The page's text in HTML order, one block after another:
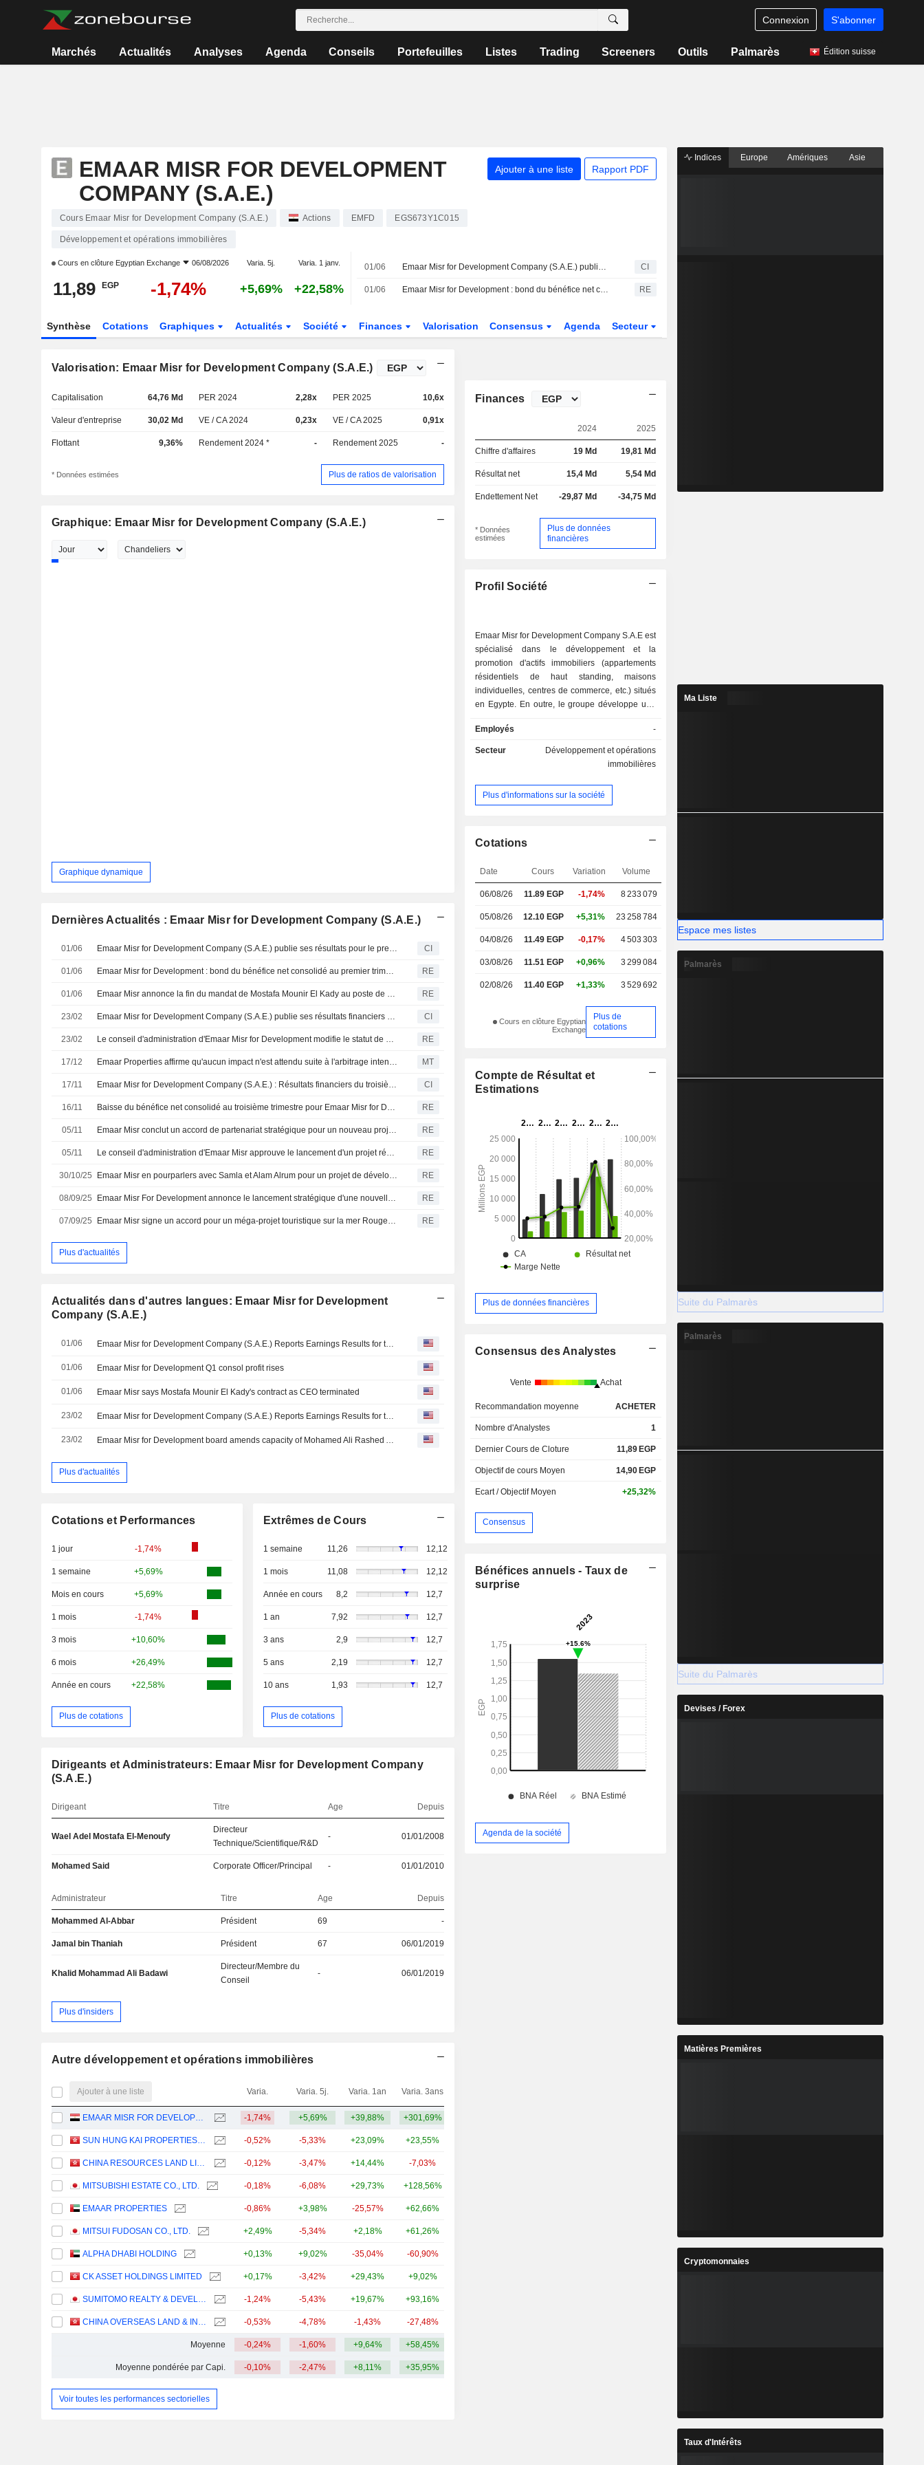
Connexion S'abonner
Marchés Actualités Analyses Agenda Conseils Portefeuilles Listes Trading Screeners Outils Palmarès Édition suisse
EMAAR MISR FOR DEVELOPMENT
COMPANY (S.A.E.)
Ajouter à une liste Rapport PDF
Cours Emaar Misr for Development Company (S.A.E.) Actions EMFD EGS673Y1C015
Développement et opérations immobilières
Cours en clôture Egyptian Exchange 06/08/2026 Varia. 5j. Varia. 1 janv.
11,89 EGP -1,74% +5,69% +22,58%
01/06 Emaar Misr for Development Company (S.A.E.) publie ses résultats pour le premier trimestre clos le 31 mars 2026 CI
01/06 Emaar Misr for Development : bond du bénéfice net consolidé au premier trimestre RE
Synthèse Cotations Graphiques Actualités Société Finances Valorisation Consensus Agenda Secteur
Valorisation: Emaar Misr for Development Company (S.A.E.)
Capitalisation 64,76 Md PER 2024 2,28x PER 2025 10,6x
Valeur d'entreprise 30,02 Md VE / CA 2024 0,23x VE / CA 2025 0,91x
Flottant 9,36% Rendement 2024 * - Rendement 2025 -
* Données estimées Plus de ratios de valorisation
Graphique: Emaar Misr for Development Company (S.A.E.)
Graphique dynamique
Dernières Actualités : Emaar Misr for Development Company (S.A.E.)
01/06 Emaar Misr for Development Company (S.A.E.) publie ses résultats pour le premier trimestre clos le 31 mars 2026 CI
01/06 Emaar Misr for Development : bond du bénéfice net consolidé au premier trimestre RE
01/06 Emaar Misr annonce la fin du mandat de Mostafa Mounir El Kady au poste de Directeur Général RE
23/02 Emaar Misr for Development Company (S.A.E.) publie ses résultats financiers pour l'année 2025 CI
23/02 Le conseil d'administration d'Emaar Misr for Development modifie le statut de Mohamed Ali Rashed Alabbar, qui devient directeur général RE
17/12 Emaar Properties affirme qu'aucun impact n'est attendu suite à l'arbitrage intenté par Arabtec Egypt contre Emaar Misr MT
17/11 Emaar Misr for Development Company (S.A.E.) : Résultats financiers du troisième trimestre et des neuf premiers mois clos au 30 septembre 2025 CI
16/11 Baisse du bénéfice net consolidé au troisième trimestre pour Emaar Misr for Development RE
05/11 Emaar Misr conclut un accord de partenariat stratégique pour un nouveau projet au Nouveau Caire RE
05/11 Le conseil d'administration d'Emaar Misr approuve le lancement d'un projet résidentiel, administratif et commercial RE
30/10/25 Emaar Misr en pourparlers avec Samla et Alam Alrum pour un projet de développement urbain RE
08/09/25 Emaar Misr For Development annonce le lancement stratégique d'une nouvelle destination côtière : Marassi Red Sea RE
07/09/25 Emaar Misr signe un accord pour un méga-projet touristique sur la mer Rouge en Égypte RE
Plus d'actualités
Actualités dans d'autres langues: Emaar Misr for Development
Company (S.A.E.)
01/06
01/06 Emaar Misr for Development Q1 consol profit rises
01/06 Emaar Misr says Mostafa Mounir El Kady's contract as CEO terminated
23/02
23/02
Plus d'actualités
Cotations et Performances
1 jour -1,74%
1 semaine +5,69%
Mois en cours +5,69%
1 mois -1,74%
3 mois +10,60%
6 mois +26,49%
Année en cours +22,58%
Plus de cotations
Extrêmes de Cours
1 semaine 11,26 12,12
1 mois 11,08 12,12
Année en cours 8,2 12,7
1 an 7,92 12,7
3 ans 2,9 12,7
5 ans 2,19 12,7
10 ans 1,93 12,7
Plus de cotations
Dirigeants et Administrateurs: Emaar Misr for Development Company
(S.A.E.)
Dirigeant Titre Age Depuis
Wael Adel Mostafa El-Menoufy
Directeur
Technique/Scientifique/R&D
- 01/01/2008
Mohamed Said Corporate Officer/Principal - 01/01/2010
Administrateur Titre Age Depuis
Mohammed Al-Abbar Président 69 -
Jamal bin Thaniah Président 67 06/01/2019
Khalid Mohammad Ali Badawi
Directeur/Membre du
Conseil
- 06/01/2019
Plus d'insiders
Autre développement et opérations immobilières
Ajouter à une liste Varia. Varia. 5j. Varia. 1an Varia. 3ans
EMAAR MISR FOR DEVELOPMENT COMPANY (S.A.E.) -1,74% +5,69% +39,88% +301,69%
SUN HUNG KAI PROPERTIES LIMITED -0,52% -5,33% +23,09% +23,55%
CHINA RESOURCES LAND LIMITED -0,12% -3,47% +14,44% -7,03%
MITSUBISHI ESTATE CO., LTD. -0,18% -6,08% +29,73% +128,56%
EMAAR PROPERTIES -0,86% +3,98% -25,57% +62,66%
MITSUI FUDOSAN CO., LTD. +2,49% -5,34% +2,18% +61,26%
ALPHA DHABI HOLDING +0,13% +9,02% -35,04% -60,90%
CK ASSET HOLDINGS LIMITED +0,17% -3,42% +29,43% +9,02%
SUMITOMO REALTY & DEVELOPMENT CO., LTD. -1,24% -5,43% +19,67% +93,16%
CHINA OVERSEAS LAND & INVESTMENT LIMITED -0,53% -4,78% -1,43% -27,48%
Moyenne -0,24% -1,60% +9,64% +58,45%
Moyenne pondérée par Capi. -0,10% -2,47% +8,11% +35,95%
Voir toutes les performances sectorielles
Finances
2024 2025
Chiffre d'affaires 19 Md 19,81 Md
Résultat net 15,4 Md 5,54 Md
Endettement Net -29,87 Md -34,75 Md
* Données
estimées
Plus de données
financières
Profil Société
Emaar Misr for Development Company S.A.E est
spécialisé dans le développement et la
promotion d'actifs immobiliers (appartements
résidentiels de haut standing, maisons
individuelles, centres de commerce, etc.) situés
en Egypte. En outre, le groupe développe une
et de résidences hôtelières.
Employés -
Secteur
Développement et opérations
immobilières
Plus d'informations sur la société
Cotations
Date Cours Variation Volume
06/08/26 11.89 EGP -1,74% 8 233 079
05/08/26 12.10 EGP +5,31% 23 258 784
04/08/26 11.49 EGP -0,17% 4 503 303
03/08/26 11.51 EGP +0,96% 3 299 084
02/08/26 11.40 EGP +1,33% 3 529 692
Cours en clôture Egyptian
Exchange
Plus de
cotations
Compte de Résultat et
Estimations
Plus de données financières
Consensus des Analystes
Vente Achat
Recommandation moyenne ACHETER
Nombre d'Analystes 1
Dernier Cours de Cloture 11,89EGP
Objectif de cours Moyen 14,90EGP
Ecart / Objectif Moyen +25,32%
Consensus
Bénéfices annuels - Taux de
surprise
Agenda de la société
Indices Europe Amériques Asie
Ma Liste
Espace mes listes
Palmarès
Suite du Palmarès
Palmarès
Suite du Palmarès
Devises / Forex
Matières Premières
Cryptomonnaies
Taux d'Intérêts